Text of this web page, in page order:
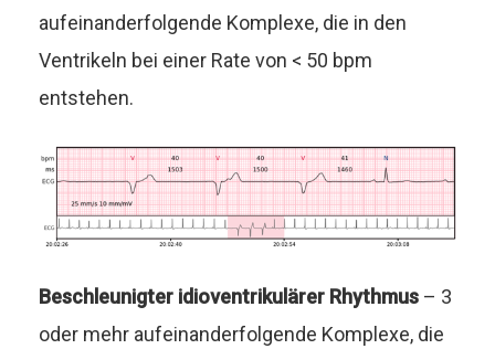
aufeinanderfolgende Komplexe, die in den
Ventrikeln bei einer Rate von < 50 bpm
entstehen.
Beschleunigter idioventrikulärer Rhythmus – 3
oder mehr aufeinanderfolgende Komplexe, die